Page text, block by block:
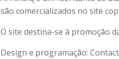
são comercializados no site
O site destina-se à promoção
Design e programação: